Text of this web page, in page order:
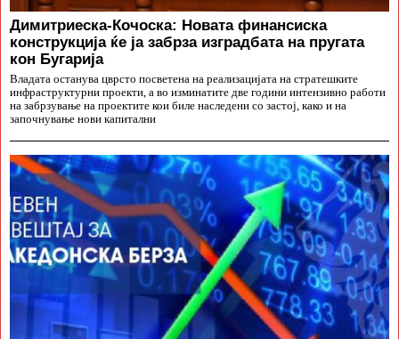
Димитриеска-Кочоска: Новата финансиска
конструкција ќе ја забрза изградбата на пругата
кон Бугарија
Владата останува цврсто посветена на реализацијата на стратешките
инфраструктурни проекти, а во изминатите две години интензивно работи
на забрзување на проектите кои биле наследени со застој, како и на
започнување нови капитални